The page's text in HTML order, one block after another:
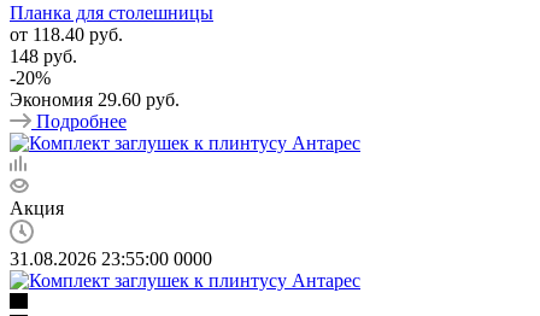
Планка для столешницы
от 118.40 руб.
148 руб.
-20%
Экономия 29.60 руб.
Подробнее
Акция
31.08.2026 23:55:00 0000